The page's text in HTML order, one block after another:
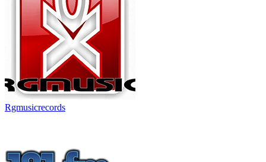
Rgmusicrecords